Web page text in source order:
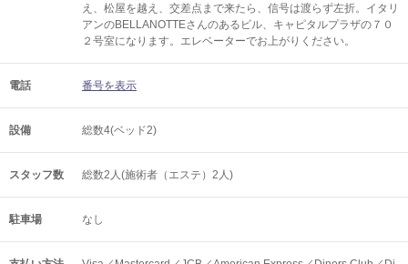
え、松屋を越え、交差点まで来たら、信号は渡らず左折。イタリ
アンのBELLANOTTEさんのあるビル、キャピタルプラザの７０
２号室になります。エレベーターでお上がりください。
電話 番号を表示
設備 総数4(ベッド2)
スタッフ数 総数2人(施術者（エステ）2人)
駐車場 なし